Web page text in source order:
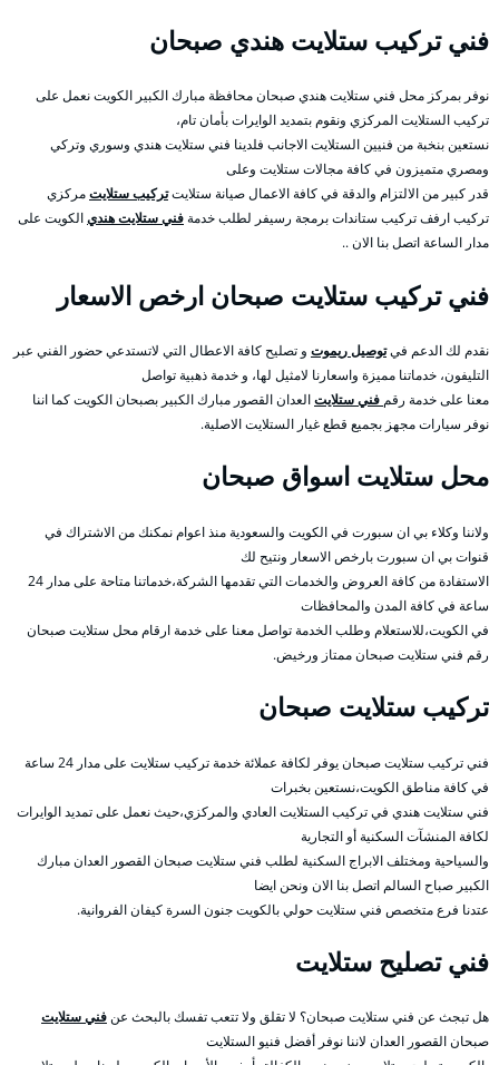
فني تركيب ستلايت هندي صبحان
نوفر بمركز محل فني ستلايت هندي صبحان محافظة مبارك الكبير الكويت نعمل على
تركيب الستلايت المركزي ونقوم بتمديد الوايرات بأمان تام،
نستعين بنخبة من فنيين الستلايت الاجانب فلدينا فني ستلايت هندي وسوري وتركي
ومصري متميزون في كافة مجالات ستلايت وعلى
قدر كبير من الالتزام والدقة في كافة الاعمال صيانة ستلايتتركيب ستلايتمركزي
تركيب ارفف تركيب ستاندات برمجة رسيفر لطلب خدمةفني ستلايت هنديالكويت على
مدار الساعة اتصل بنا الان ..
فني تركيب ستلايت صبحان ارخص الاسعار
نقدم لك الدعم فيتوصيل ريموت و تصليح كافة الاعطال التي لاتستدعي حضور الفني عبر
التليفون، خدماتنا مميزة واسعارنا لامثيل لها، و خدمة ذهبية تواصل
معنا على خدمة رقم فني ستلايتالعدان القصور مبارك الكبير بصبحان الكويت كما اننا
نوفر سيارات مجهز بجميع قطع غيار الستلايت الاصلية.
محل ستلايت اسواق صبحان
ولاننا وكلاء بي ان سبورت في الكويت والسعودية منذ اعوام نمكنك من الاشتراك في
قنوات بي ان سبورت بارخص الاسعار ونتيح لك
الاستفادة من كافة العروض والخدمات التي تقدمها الشركة،خدماتنا متاحة على مدار 24
ساعة في كافة المدن والمحافظات
في الكويت،للاستعلام وطلب الخدمة تواصل معنا على خدمة ارقام محل ستلايت صبحان
رقم فني ستلايت صبحان ممتاز ورخيض.
تركيب ستلايت صبحان
فني تركيب ستلايت صبحان يوفر لكافة عملائة خدمة تركيب ستلايت على مدار 24 ساعة
في كافة مناطق الكويت،نستعين بخبرات
فني ستلايت هندي في تركيب الستلايت العادي والمركزي،حيث نعمل على تمديد الوايرات
لكافة المنشآت السكنية أو التجارية
والسياحية ومختلف الابراج السكنية لطلب فني ستلايت صبحان القصور العدان مبارك
الكبير صباح السالم اتصل بنا الان ونحن ايضا
عتدنا فرع متخصص فني ستلايت حولي بالكويت جنون السرة كيفان الفروانية.
فني تصليح ستلايت
هل تبجث عن فني ستلايت صبحان؟ لا تقلق ولا تتعب تفسك بالبحث عنفني ستلايت
صبحان القصور العدان لاننا نوفر أفضل فنيو الستلايت